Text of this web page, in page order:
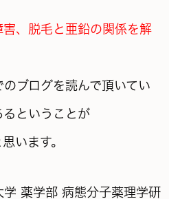
害、脱毛と亜鉛の関係を解
ブログを読んで頂いてい
るということが
います。
薬学部 病態分子薬理学研